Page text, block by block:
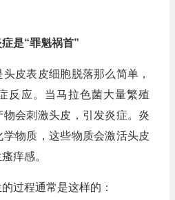
是“罪魁祸首”
皮表皮细胞脱落那么简单，
反应。当马拉色菌大量繁殖
会刺激头皮，引发炎症。炎
物质，这些物质会激活头皮
痒感。
过程通常是这样的：